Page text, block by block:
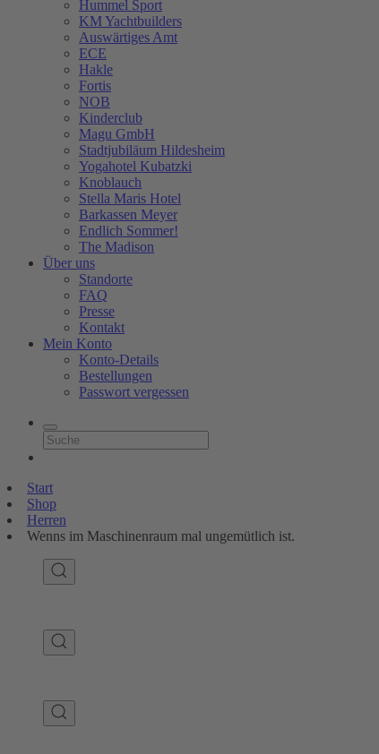
Hummel Sport
KM Yachtbuilders
Auswärtiges Amt
ECE
Hakle
Fortis
NOB
Kinderclub
Magu GmbH
Stadtjubiläum Hildesheim
Yogahotel Kubatzki
Knoblauch
Stella Maris Hotel
Barkassen Meyer
Endlich Sommer!
The Madison
Über uns
Standorte
FAQ
Presse
Kontakt
Mein Konto
Konto-Details
Bestellungen
Passwort vergessen
Start
Shop
Herren
Wenns im Maschinenraum mal ungemütlich ist.